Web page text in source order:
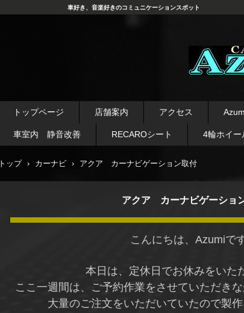
イール
ーデ
車好き、音楽好きのコミュニケーションスポット
トップページ 店舗案内 アクセス
車室内 静音改善 RECAROシート 4輪ホイー
トップ › カーナビ › アクア カーナビゲーション取付
アクア カーナビゲーショ
こんにちは、Azumiで
本日は、定休日でお休みをいた
ここ一週間は、ご予約作業をさせていただき
大量のご注文をいただいていたので製